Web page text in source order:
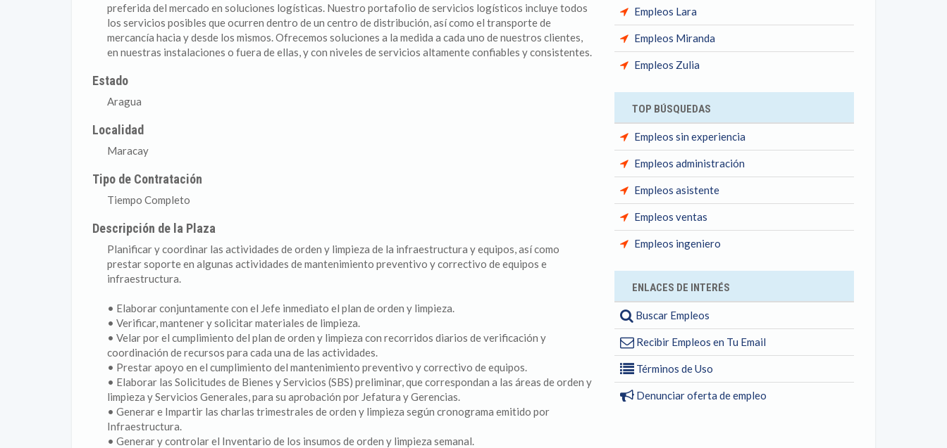
preferida del mercado en soluciones logísticas. Nuestro portafolio de servicios logísticos incluye todos
los servicios posibles que ocurren dentro de un centro de distribución, así como el transporte de
mercancía hacia y desde los mismos. Ofrecemos soluciones a la medida a cada uno de nuestros clientes,
en nuestras instalaciones o fuera de ellas, y con niveles de servicios altamente confiables y consistentes.
Estado
Aragua
Localidad
Maracay
Tipo de Contratación
Tiempo Completo
Descripción de la Plaza
Planificar y coordinar las actividades de orden y limpieza de la infraestructura y equipos, así como
prestar soporte en algunas actividades de mantenimiento preventivo y correctivo de equipos e
infraestructura.
• Elaborar conjuntamente con el Jefe inmediato el plan de orden y limpieza.
• Verificar, mantener y solicitar materiales de limpieza.
• Velar por el cumplimiento del plan de orden y limpieza con recorridos diarios de verificación y
coordinación de recursos para cada una de las actividades.
• Prestar apoyo en el cumplimiento del mantenimiento preventivo y correctivo de equipos.
• Elaborar las Solicitudes de Bienes y Servicios (SBS) preliminar, que correspondan a las áreas de orden y
limpieza y Servicios Generales, para su aprobación por Jefatura y Gerencias.
• Generar e Impartir las charlas trimestrales de orden y limpieza según cronograma emitido por
Infraestructura.
• Generar y controlar el Inventario de los insumos de orden y limpieza semanal.
Empleos Lara
Empleos Miranda
Empleos Zulia
TOP BÚSQUEDAS
Empleos sin experiencia
Empleos administración
Empleos asistente
Empleos ventas
Empleos ingeniero
ENLACES DE INTERÉS
Buscar Empleos
Recibir Empleos en Tu Email
Términos de Uso
Denunciar oferta de empleo